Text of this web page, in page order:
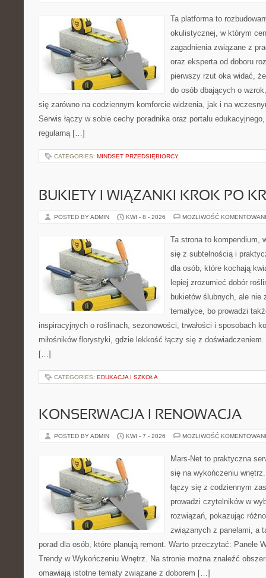
Ta platforma to
okulistycznej, w którym
zagadnienia związane z
oraz eksperta od doboru
pierwszy rzut oka widać,
do osób dbających o
się zarówno na codziennym komforcie widzenia, jak i na
Serwis łączy w sobie cechy poradnika oraz portalu
regularną […]
CATEGORIES: MINDSET PRZEDSIĘBIORCY
BUKIETY I WIĄZANKI KROK PO
POSTED BY ADMIN KWI - 8 - 2026 MOŻLIWOŚĆ
Ta strona to kompendium,
się z subtelnością i
dla osób, które kochają
lepiej zrozumieć dobór
bukietów ślubnych, ale nie
tematyce, bo prowadzi
inspiracyjnych o roślinach, sezonowości, trwałości i sposobach
miłośników florystyki, gdzie lekkość łączy się z
[…]
CATEGORIES: EDUKACJA I SZKOŁA
KONSERWACJA I RENOWACJA
POSTED BY ADMIN KWI - 7 - 2026 MOŻLIWOŚĆ
Mars-Net to praktyczna
się na wykończeniu
łączy się z codziennym
prowadzi czytelników w
rozwiązań, pokazując
związanych z panelami, a
porad dla osób, które planują remont. Warto przeczytać: Panele
Trendy w Wykończeniu Wnętrz. Na stronie można znaleźć
omawiają istotne tematy związane z doborem […]